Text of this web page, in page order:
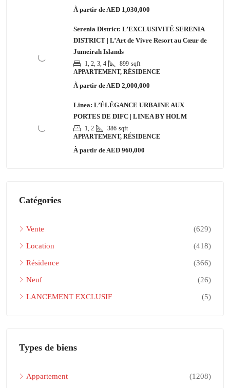
À partir de AED 1,030,000
Serenia District: L’EXCLUSIVITÉ SERENIA
DISTRICT | L’Art de Vivre Resort au Cœur de
Jumeirah Islands
1, 2, 3, 4 899 sqft
APPARTEMENT, RÉSIDENCE
À partir de AED 2,000,000
Linea: L’ÉLÉGANCE URBAINE AUX
PORTES DE DIFC | LINEA BY HOLM
1, 2 386 sqft
APPARTEMENT, RÉSIDENCE
À partir de AED 960,000
Catégories
Vente (629)
Location (418)
Résidence (366)
Neuf (26)
LANCEMENT EXCLUSIF (5)
Types de biens
Appartement (1208)